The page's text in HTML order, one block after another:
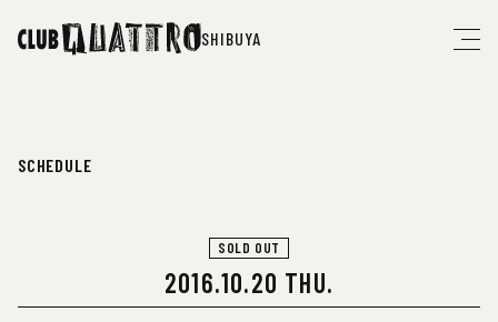
SHIBUYA
SCHEDULE
SOLD OUT
2016.10.20 THU.